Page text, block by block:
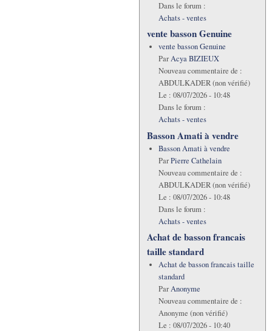
Dans le forum :
Achats - ventes
vente basson Genuine
vente basson Genuine
ParAcya BIZIEUX
Nouveau commentaire de :
ABDULKADER (non vérifié)
Le : 08/07/2026 - 10:48
Dans le forum :
Achats - ventes
Basson Amati à vendre
Basson Amati à vendre
ParPierre Cathelain
Nouveau commentaire de :
ABDULKADER (non vérifié)
Le : 08/07/2026 - 10:48
Dans le forum :
Achats - ventes
Achat de basson francais
taille standard
Achat de basson francais taille
standard
ParAnonyme
Nouveau commentaire de :
Anonyme (non vérifié)
Le : 08/07/2026 - 10:40